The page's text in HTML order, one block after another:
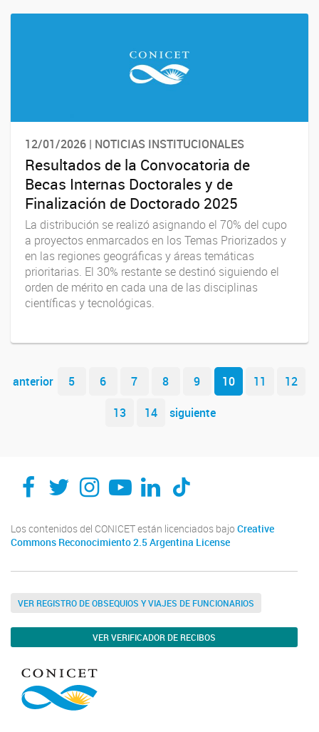
12/01/2026 | NOTICIAS INSTITUCIONALES
Resultados de la Convocatoria de
Becas Internas Doctorales y de
Finalización de Doctorado 2025
La distribución se realizó asignando el 70% del cupo
a proyectos enmarcados en los Temas Priorizados y
en las regiones geográficas y áreas temáticas
prioritarias. El 30% restante se destinó siguiendo el
orden de mérito en cada una de las disciplinas
científicas y tecnológicas.
Navegador de artículos
anterior 5 6 7 8 9 10 11
12
13
14 siguiente
Los contenidos del CONICET están licenciados bajo Creative
Commons Reconocimiento 2.5 Argentina License
VER REGISTRO DE OBSEQUIOS Y VIAJES DE FUNCIONARIOS
VER VERIFICADOR DE RECIBOS